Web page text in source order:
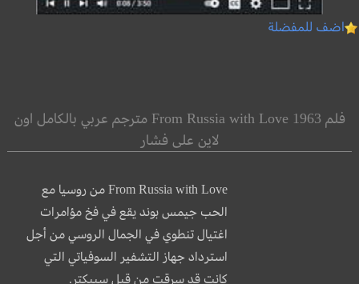
اضف للمفضلة
فلم From Russia with Love 1963 مترجم عربي بالكامل اون
لاين على فشار
From Russia with Love من روسيا مع
الحب جيمس بوند يقع في فخ مؤامرات
اغتيال تنطوي في الجمال الروسي من أجل
استرداد جهاز التشفير السوفياتي التي
كانت قد سرقت من قبل سبيكتر.